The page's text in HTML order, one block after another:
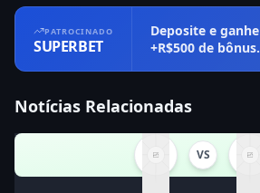
PATROCINADO
SUPERBET
Deposite e ganhe
+R$500 de bônus
Notícias Relacionadas
VS